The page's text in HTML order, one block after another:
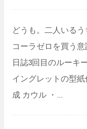
どうも。二人いる
コーラゼロを買う
日誌3回目のルーキ
イングレットの型
成 カウル ・…